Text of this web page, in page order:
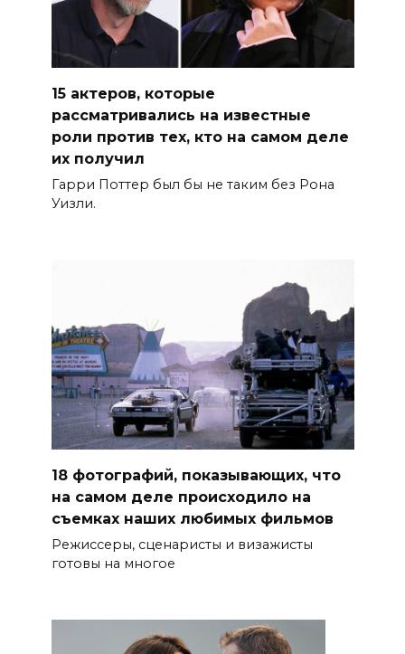
15 актеров, которые
рассматривались на известные
роли против тех, кто на самом деле
их получил
Гарри Поттер был бы не таким без Рона
Уизли.
18 фотографий, показывающих, что
на самом деле происходило на
съемках наших любимых фильмов
Режиссеры, сценаристы и визажисты
готовы на многое